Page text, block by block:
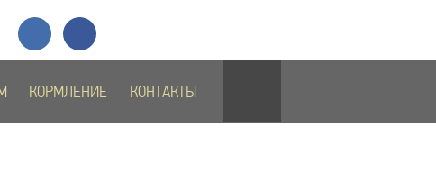
КОРМЛЕНИЕ КОНТАКТЫ